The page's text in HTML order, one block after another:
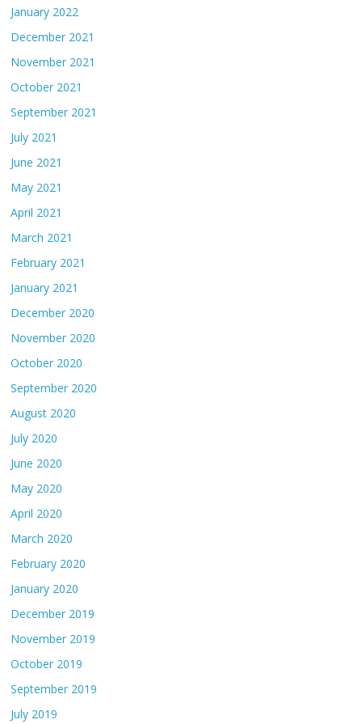
January 2022
December 2021
November 2021
October 2021
September 2021
July 2021
June 2021
May 2021
April 2021
March 2021
February 2021
January 2021
December 2020
November 2020
October 2020
September 2020
August 2020
July 2020
June 2020
May 2020
April 2020
March 2020
February 2020
January 2020
December 2019
November 2019
October 2019
September 2019
July 2019